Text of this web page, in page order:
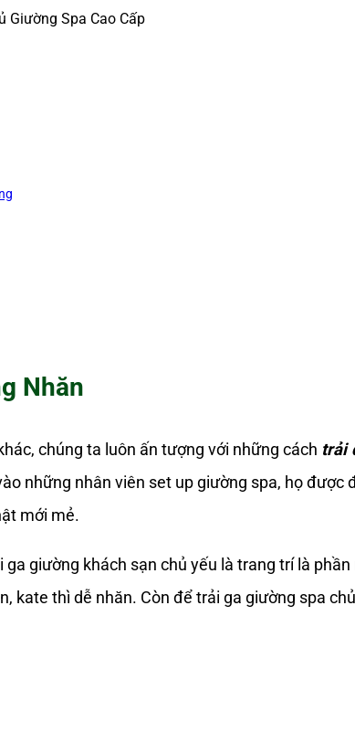
Giường Spa Cao Cấp
Nhăn
chúng ta luôn ấn tượng với những cách trải
những nhân viên set up giường spa, họ được
mới mẻ.
giường khách sạn chủ yếu là trang trí là
kate thì dễ nhăn. Còn để trải ga giường spa